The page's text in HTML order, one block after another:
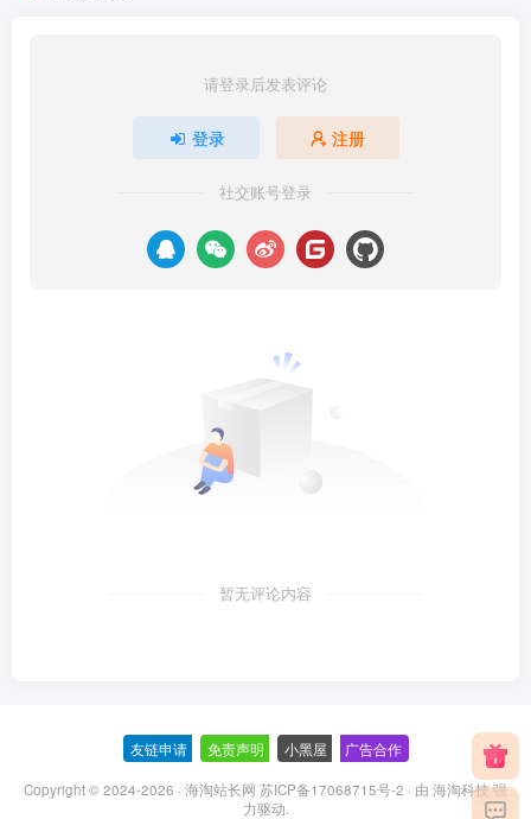
请登录后发表评论
登录 注册
社交账号登录
暂无评论内容
友链申请 免责声明 小黑屋 广告合作
Copyright © 2024-2026 · 海淘站长网 苏ICP备17068715号-2 · 由 海淘科技强
力驱动.